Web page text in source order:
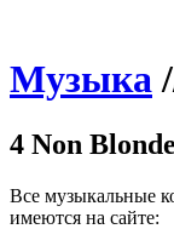
Музыка
4 Non
Все музыкальные
имеются на сайте: